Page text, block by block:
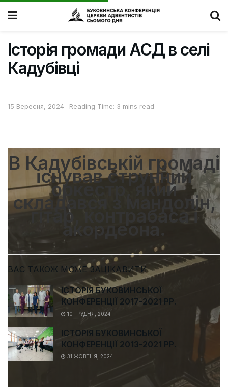
Історія громади АСД в селі
Кадубівці
15 Вересня, 2024 Reading Time: 3 mins read
В Кадубівській громаді
існував струнний
оркестр, який
складався з мандолін,
гітар, контрабаса і
акордеона.
ВАС ТАКОЖ МОЖЕ ЗАЦІКАВИТИ
ІСТОРІЯ БУКОВИНСЬКОЇ
КОНФЕРЕНЦІЇ 2017-2021 РР.
10 ГРУДНЯ, 2024
ІСТОРІЯ БУКОВИНСЬКОЇ
КОНФЕРЕНЦІЇ 2013-2021 РР.
31 ЖОВТНЯ, 2024